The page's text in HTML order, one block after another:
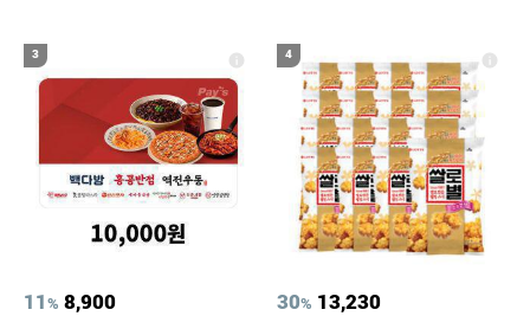
3
11% 8,900
4
30% 13,230